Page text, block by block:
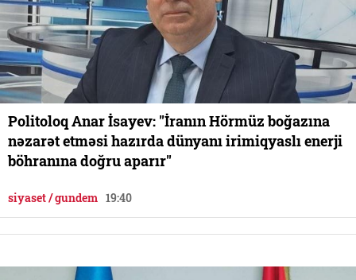
Politoloq Anar İsayev: "İranın Hörmüz boğazına
nəzarət etməsi hazırda dünyanı irimiqyaslı enerji
böhranına doğru aparır"
siyaset / gundem 19:40